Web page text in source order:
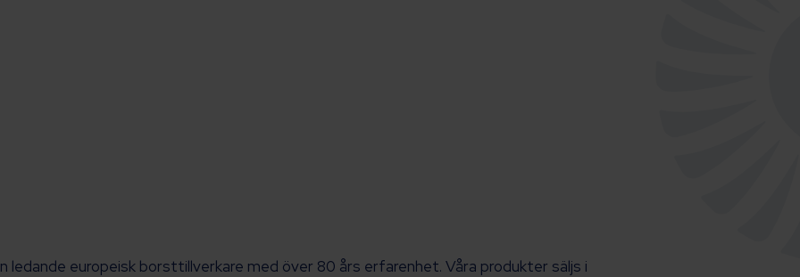
ledande europeisk borsttillverkare med över 80 års erfarenhet. Våra produkter säljs i